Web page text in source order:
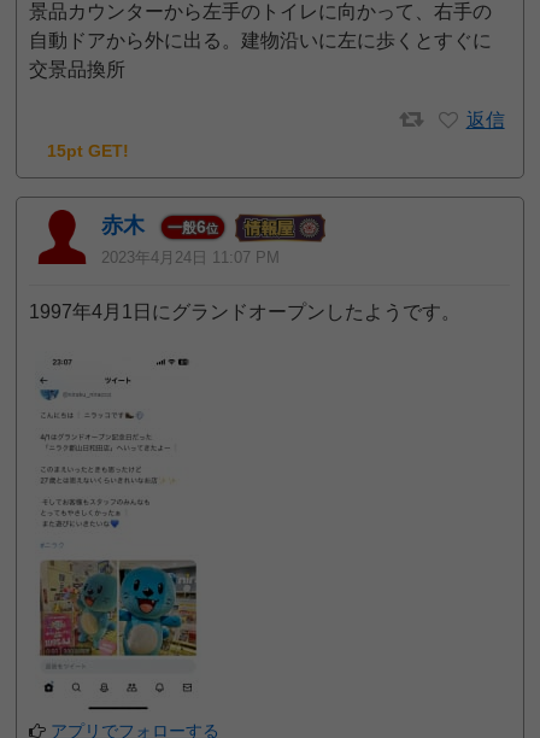
景品カウンターから左手のトイレに向かって、右手の
自動ドアから外に出る。建物沿いに左に歩くとすぐに
交景品換所
返信
15pt GET!
赤木 一般6位
2023年4月24日 11:07 PM
1997年4月1日にグランドオープンしたようです。
アプリでフォローする